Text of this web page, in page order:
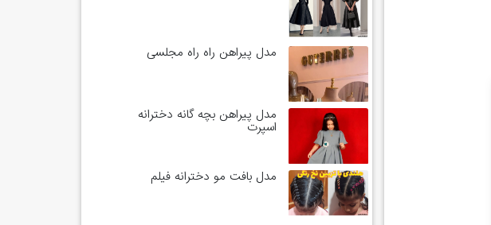
مدل پیراهن راه راه مجلسی
مدل پیراهن بچه گانه دخترانه
اسپرت
مدل بافت مو دخترانه فیلم